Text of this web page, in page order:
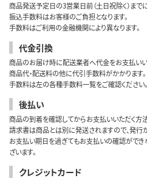
商品発送予定日の3営業日前（土日祝除く）まで
振込手数料はお客様のご負担となります。
手数料はご利用の金融機関により異なります。
代金引換
商品のお届け時に配送業者へ代金をお支払いい
商品代・配送料の他に代引手数料がかかります。
手数料は左の各種手数料一覧をご確認ください。
後払い
商品の到着を確認してからお支払いいただく方法
請求書は商品とは別に発送されますので、発行
お支払い期日を過ぎてもお支払いの確認がで
ざいます。
クレジットカード